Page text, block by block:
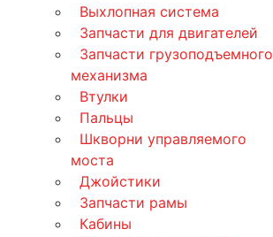
Выхлопная система
Запчасти для двигателей
Запчасти грузоподъемного
механизма
Втулки
Пальцы
Шкворни управляемого
моста
Джойстики
Запчасти рамы
Кабины